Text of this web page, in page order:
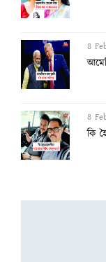
8
8
কি
মামা